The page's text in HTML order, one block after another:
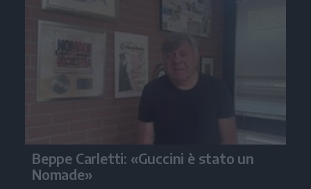
Beppe Carletti: «Guccini è stato un
Nomade»